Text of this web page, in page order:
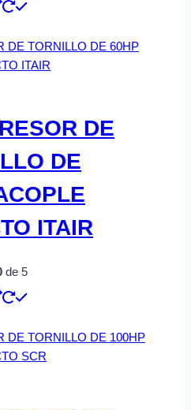
DE
DE
ITAIR
de 5